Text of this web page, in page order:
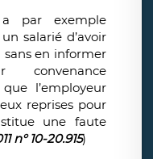
par exemple
salarié d’avoir
sans en informer
convenance
l’employeur
reprises pour
une faute
n° 10-20.915)